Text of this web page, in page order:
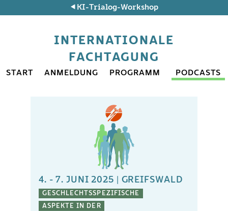
KI-Trialog-Workshop
INTERNATIONALE
FACHTAGUNG
START ANMELDUNG PROGRAMM PODCASTS
4. - 7. JUNI 2025 | GREIFSWALD
GESCHLECHTSSPEZIFISCHE
ASPEKTE IN DER